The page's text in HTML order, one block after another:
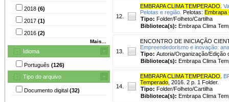
2018 (6)
2017 (1)
2016 (2)
Mais...
Idioma
Português (126)
Tipo do arquivo
Documento digital (32)
12.
EMBRAPA CLIMA TEMPERADO
Pelotas e região. Pelotas: Embrapa
Tipo: Folder/Folheto/Cartilha
Biblioteca(s): Embrapa Clima
13.
ENCONTRO DE INICIAÇÃO
Empreendedorismo e inovação:
Tipo: Autoria/Organização/Edição
Biblioteca(s): Embrapa Clima
14.
EMBRAPA CLIMA TEMPERADO
Temperado , 2016. 2 p. 1 Folder.
Tipo: Folder/Folheto/Cartilha
Biblioteca(s): Embrapa Clima